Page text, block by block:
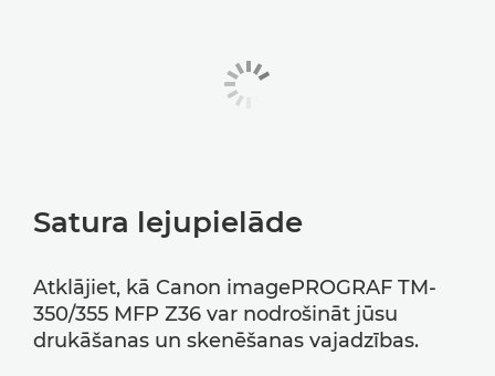
Satura lejupielāde
Atklājiet, kā Canon imagePROGRAF TM-
350/355 MFP Z36 var nodrošināt jūsu
drukāšanas un skenēšanas vajadzības.